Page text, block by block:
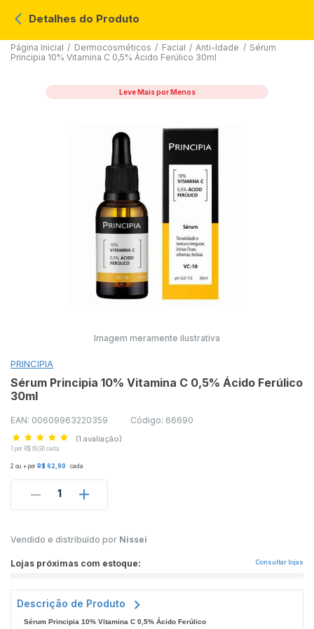
Página Inicial / Dermocosméticos / Facial / Anti-Idade / Sérum
Principia 10% Vitamina C 0,5% Ácido Ferúlico 30ml
Detalhes do Produto
Leve Mais por Menos
Imagem meramente ilustrativa
PRINCIPIA
Sérum Principia 10% Vitamina C 0,5% Ácido Ferúlico
30ml
EAN: 00609963220359 Código: 66690
(1 avaliação)
1 por R$ 69,90 cada
2 ou + por R$ 62,90 cada
1
Vendido e distribuído por Nissei
Lojas próximas com estoque: Consultar lojas
Descrição de Produto
Sérum Principia 10% Vitamina C 0,5% Ácido Ferúlico